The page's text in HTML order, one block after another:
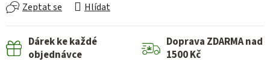
Zeptat se Hlídat
Dárek ke každé
objednávce
Doprava ZDARMA nad
1500 Kč